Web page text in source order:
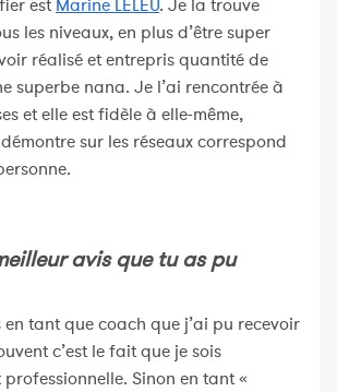
estMarine LELEU. Je la trouve
les niveaux, en plus d’être super
réalisé et entrepris quantité de
superbe nana. Je l’ai rencontrée à
et elle est fidèle à elle-même,
démontre sur les réseaux correspond
avis que tu as pu
en tant que coach que j’ai pu recevoir
c’est le fait que je sois
Sinon en tant «